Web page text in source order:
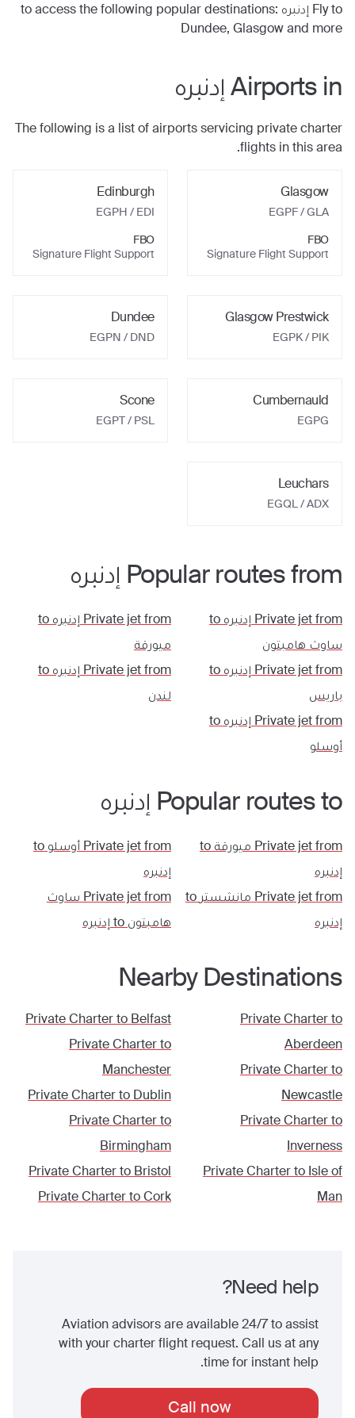
Fly to إدنبره
Dundee, Glasgowand more
Airports in إدنبره
The following is a list of airports servicing private charter
flights in this area.
Glasgow
EGPF / GLA
FBO
Signature Flight Support
Edinburgh
EGPH / EDI
FBO
Signature Flight Support
Glasgow Prestwick
EGPK / PIK
Dundee
EGPN / DND
Cumbernauld
EGPG
Scone
EGPT / PSL
Leuchars
EGQL / ADX
Popular routes from إدنبره
Private jet from إدنبره to
ساوث هامبتون
Private jet from إدنبره to
باريس
Private jet from إدنبره to
أوسلو
Private jet from إدنبره to
ميورقة
Private jet from إدنبره to
لندن
Popular routes to إدنبره
Private jet from ميورقة to
إدنبره
Private jet from مانشستر to
إدنبره
Private jet from أوسلو to
إدنبره
Private jet from ساوث
هامبتون to إدنبره
Nearby Destinations
Private Charter to
Aberdeen
Private Charter to
Newcastle
Private Charter to
Inverness
Private Charter to Isle of
Man
Private Charter to Belfast
Private Charter to
Manchester
Private Charter to Dublin
Private Charter to
Birmingham
Private Charter to Bristol
Private Charter toCork
Need help?
Aviation advisors are available 24/7 to assist
with your charter flight request. Call us at any
time for instant help.
Call now